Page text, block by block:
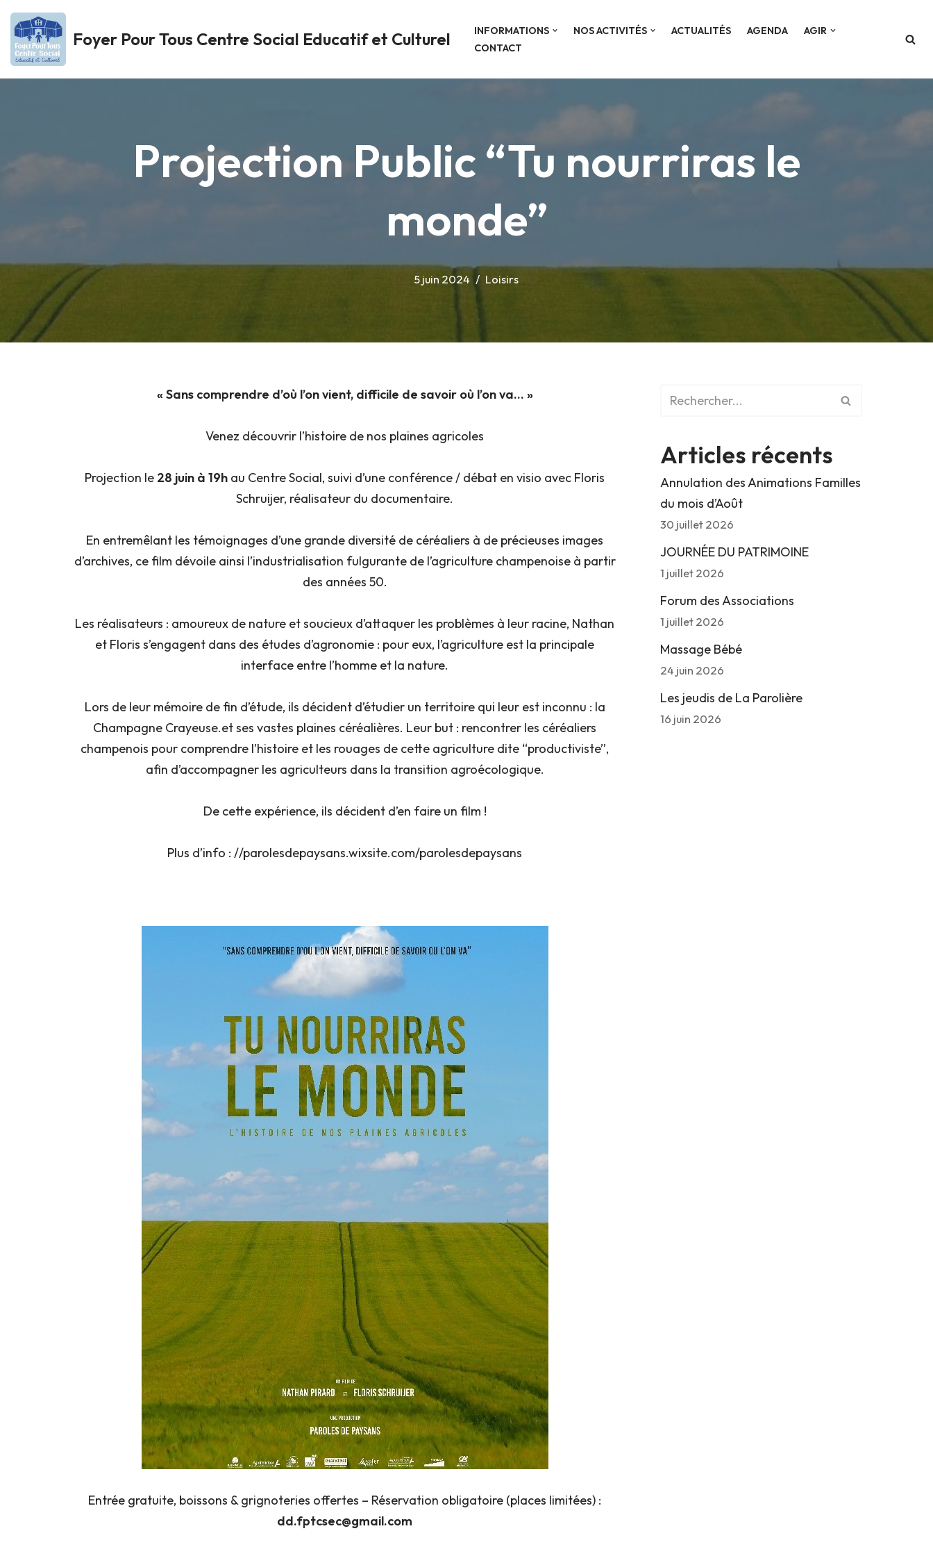
Aller
au
contenu
Foyer Pour Tous Centre Social Educatif et Culturel INFORMATIONS NOS ACTIVITÉS ACTUALITÉS AGENDA
AGIR
CONTACT
Projection Public “Tu nourriras le
monde”
5 juin 2024 Loisirs
« Sans comprendre d’où l’on vient, difficile de savoir où l’on va… »
Venez découvrir l’histoire de nos plaines agricoles
Projection le 28 juin à 19h au Centre Social, suivi d’une conférence / débat en visio avec Floris
Schruijer, réalisateur du documentaire.
En entremêlant les témoignages d’une grande diversité de céréaliers à de précieuses images
d’archives, ce film dévoile ainsi l’industrialisation fulgurante de l’agriculture champenoise à partir
des années 50.
Les réalisateurs : amoureux de nature et soucieux d’attaquer les problèmes à leur racine, Nathan
et Floris s’engagent dans des études d’agronomie : pour eux, l’agriculture est la principale
interface entre l’homme et la nature.
Lors de leur mémoire de fin d’étude, ils décident d’étudier un territoire qui leur est inconnu : la
Champagne Crayeuse.et ses vastes plaines céréalières. Leur but : rencontrer les céréaliers
champenois pour comprendre l’histoire et les rouages de cette agriculture dite “productiviste”,
afin d’accompagner les agriculteurs dans la transition agroécologique.
De cette expérience, ils décident d’en faire un film !
Plus d’info : //parolesdepaysans.wixsite.com/parolesdepaysans
Entrée gratuite, boissons & grignoteries offertes – Réservation obligatoire (places limitées) :
dd.fptcsec@gmail.com
Articles récents
Annulation des Animations Familles
du mois d’Août
30 juillet 2026
JOURNÉE DU PATRIMOINE
1 juillet 2026
Forum des Associations
1 juillet 2026
Massage Bébé
24 juin 2026
Les jeudis de La Parolière
16 juin 2026